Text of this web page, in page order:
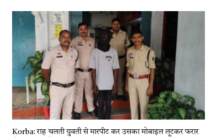
Korba: राह चलती युवती से मारपीट कर उसका मोबाइल लूटकर फरार